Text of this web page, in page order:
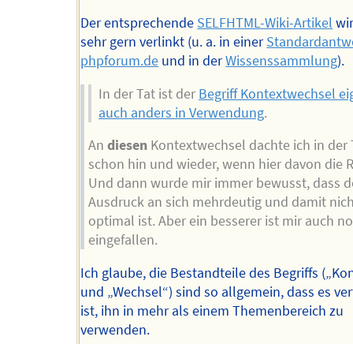
Der entsprechende SELFHTML-Wiki-Artikel
sehr gern verlinkt (u. a. in einer
phpforum.de und in derWissenssammlung).
In der Tat ist der Begriff Kontextwechsel
auch anders in Verwendung.
An diesenKontextwechsel dachte ich in der
schon hin und wieder, wenn hier davon die
Und dann wurde mir immer bewusst, dass
Ausdruck an sich mehrdeutig und damit
optimal ist. Aber ein besserer ist mir auch
eingefallen.
Ich glaube, die Bestandteile des Begriffs
und „Wechsel“) sind so allgemein, dass es
ist, ihn in mehr als einem Themenbereich zu
verwenden.